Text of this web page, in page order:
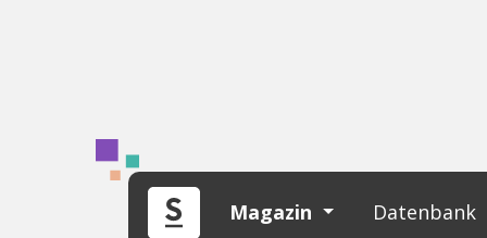
Magazin Datenbank